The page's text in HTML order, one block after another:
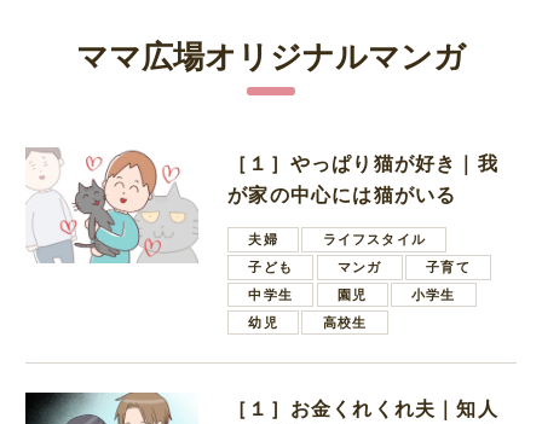
ママ広場オリジナルマンガ
［１］やっぱり猫が好き｜我
が家の中心には猫がいる
夫婦
ライフスタイル
子ども
マンガ
子育て
中学生
園児
小学生
幼児
高校生
［１］お金くれくれ夫｜知人